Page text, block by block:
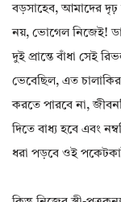
বড়সাহেব, আমাদের দৃঢ়
নয়, ভোগেল নিজেই!
দুই প্রান্তে বাঁধা সেই
ভেবেছিল, এত
করতে পারবে না,
দিতে বাধ্য হবে এবং
ধরা পড়বে ওই